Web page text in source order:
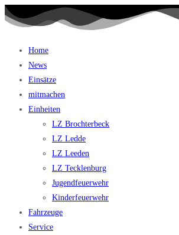
Home
News
Einsätze
mitmachen
Einheiten
LZ Brochterbeck
LZ Ledde
LZ Leeden
LZ Tecklenburg
Jugendfeuerwehr
Kinderfeuerwehr
Fahrzeuge
Service